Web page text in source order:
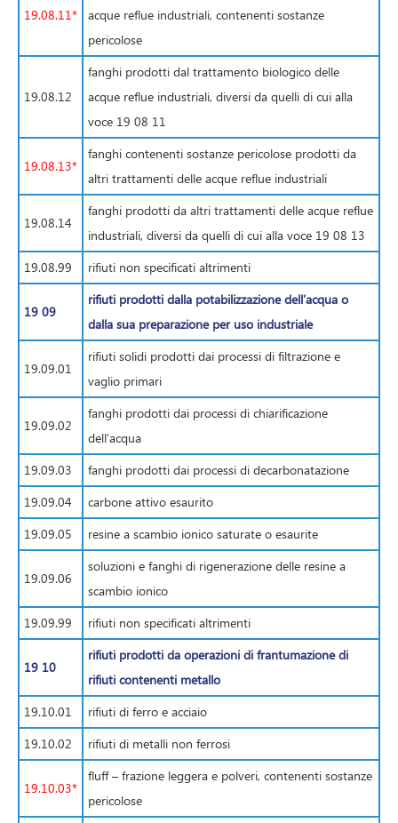
19.08.11*
acque reflue industriali, contenenti sostanze
pericolose
19.08.12
fanghi prodotti dal trattamento biologico delle
acque reflue industriali, diversi da quelli di cui alla
voce 19 08 11
19.08.13*
fanghi contenenti sostanze pericolose prodotti da
altri trattamenti delle acque reflue industriali
19.08.14
fanghi prodotti da altri trattamenti delle acque reflue
industriali, diversi da quelli di cui alla voce 19 08 13
19.08.99
rifiuti non specificati altrimenti
19 09
rifiuti prodotti dalla potabilizzazione dell’acqua o
dalla sua preparazione per uso industriale
19.09.01
rifiuti solidi prodotti dai processi di filtrazione e
vaglio primari
19.09.02
fanghi prodotti dai processi di chiarificazione
dell’acqua
19.09.03
fanghi prodotti dai processi di decarbonatazione
19.09.04
carbone attivo esaurito
19.09.05
resine a scambio ionico saturate o esaurite
19.09.06
soluzioni e fanghi di rigenerazione delle resine a
scambio ionico
19.09.99
rifiuti non specificati altrimenti
19 10
rifiuti prodotti da operazioni di frantumazione di
rifiuti contenenti metallo
19.10.01
rifiuti di ferro e acciaio
19.10.02
rifiuti di metalli non ferrosi
19.10.03*
fluff – frazione leggera e polveri, contenenti sostanze
pericolose